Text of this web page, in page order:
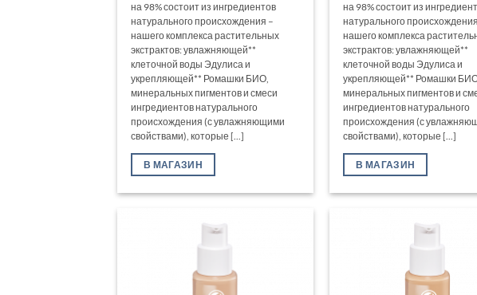
на 98% состоит из ингредиентов
натурального происхождения –
нашего комплекса растительных
экстрактов: увлажняющей**
клеточной воды Эдулиса и
укрепляющей** Ромашки БИО,
минеральных пигментов и смеси
ингредиентов натурального
происхождения (с увлажняющими
свойствами), которые [...]
В МАГАЗИН
на 98% состоит из
натурального
нашего комплекса
экстрактов: увлажняющей**
клеточной воды Эдулиса и
укрепляющей** Ромашки
минеральных пигментов и
ингредиентов натурального
происхождения (с
свойствами), которые [...]
В МАГАЗИН